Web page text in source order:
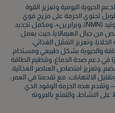
الحيوية اليومية وتعزيز القوة
تحتوي الحزمة على مزيج قوي
وفعّال من نيكوتيناميد مونو نيوكليوتيد (NMN)، وبرابرين+، ومكمل تجديد
من جبال الهيمالايا، حيث يعمل
وتعزيز التمثيل الغذائي،
والحيوية بشكل طبيعي ومستدام.
في دعم صحة الدماغ، وتنظيم الطاقة
وتعزيز امتصاص العناصر الغذائية.
الالتهابات. مع تقدمنا في العمر،
وتقدم هذه الحزمة الوقود الذي
النشاط، والتمتع بالمرونة